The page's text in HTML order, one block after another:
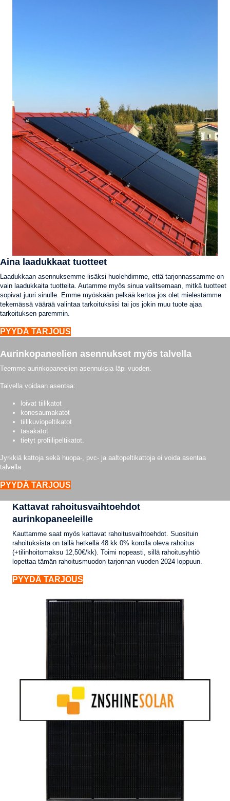
Aina laadukkaat tuotteet
Laadukkaan asennuksemme lisäksi huolehdimme, että tarjonnassamme on
vain laadukkaita tuotteita. Autamme myös sinua valitsemaan, mitkä tuotteet
sopivat juuri sinulle. Emme myöskään pelkää kertoa jos olet mielestämme
tekemässä väärää valintaa tarkoituksiisi tai jos jokin muu tuote ajaa
tarkoituksen paremmin.
PYYDÄ TARJOUS
Aurinkopaneelien asennukset myös talvella
Teemme aurinkopaneelien asennuksia läpi vuoden.
Talvella voidaan asentaa:
loivat tiilikatot
konesaumakatot
tiilikuviopeltikatot
tasakatot
tietyt profiilipeltikatot.
Jyrkkiä kattoja sekä huopa-, pvc- ja aaltopeltikattoja ei voida asentaa
talvella.
PYYDÄ TARJOUS
Kattavat rahoitusvaihtoehdot
aurinkopaneeleille
Kauttamme saat myös kattavat rahoitusvaihtoehdot. Suosituin
rahoituksista on tällä hetkellä 48 kk 0% korolla oleva rahoitus
(+tilinhoitomaksu 12,50€/kk). Toimi nopeasti, sillä rahoitusyhtiö
lopettaa tämän rahoitusmuodon tarjonnan vuoden 2024 loppuun.
PYYDÄ TARJOUS